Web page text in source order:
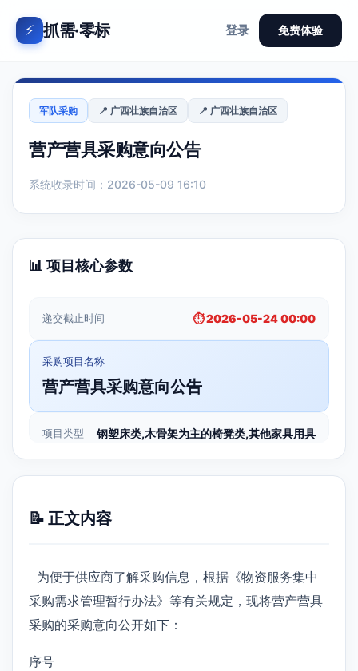
⚡ 抓需·零标 登录 免费体验
军队采购 📍 广西壮族自治区 📍 广西壮族自治区
营产营具采购意向公告
系统收录时间：2026-05-09 16:10
📊 项目核心参数
递交截止时间 ⏱️ 2026-05-24 00:00
采购项目名称
营产营具采购意向公告
项目类型 钢塑床类,木骨架为主的椅凳类,其他家具用具
📝 正文内容
为便于供应商了解采购信息，根据《物资服务集中
采购需求管理暂行办法》等有关规定，现将营产营具
采购的采购意向公开如下：
序号